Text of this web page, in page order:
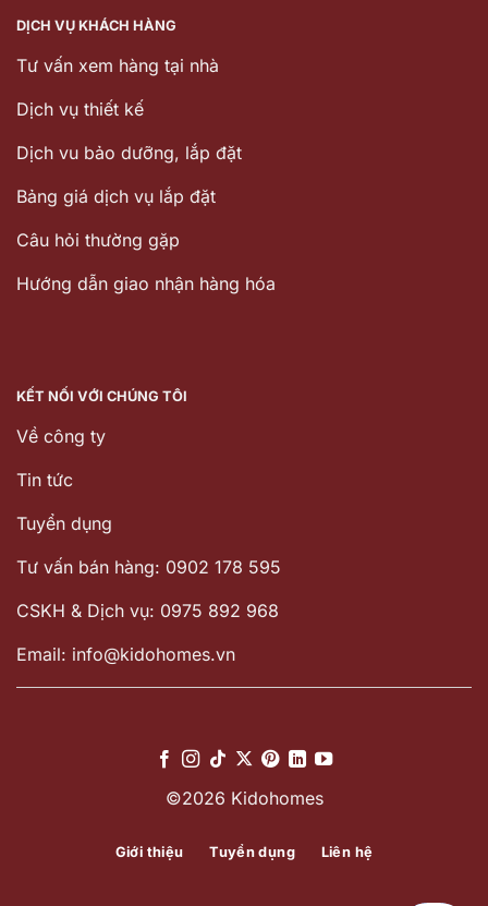
DỊCH VỤ KHÁCH HÀNG
Tư vấn xem hàng tại nhà
Dịch vụ thiết kế
Dịch vu bảo dưỡng, lắp đặt
Bảng giá dịch vụ lắp đặt
Câu hỏi thường gặp
Hướng dẫn giao nhận hàng hóa
KẾT NỐI VỚI CHÚNG TÔI
Về công ty
Tin tức
Tuyển dụng
Tư vấn bán hàng: 0902 178 595
CSKH & Dịch vụ: 0975 892 968
Email: info@kidohomes.vn
©2026 Kidohomes
Giới thiệu Tuyển dụng Liên hệ